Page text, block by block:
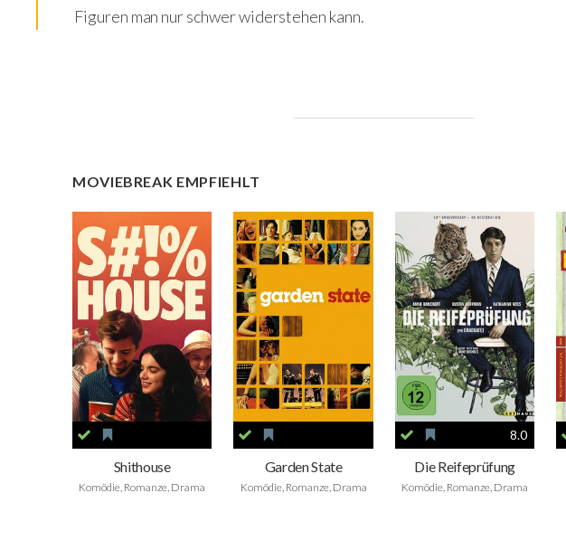
Figuren man nur schwer widerstehen kann.
MOVIEBREAK EMPFIEHLT
Shithouse
Komödie, Romanze, Drama
Garden State
Komödie, Romanze, Drama
8.0
Die Reifeprüfung
Komödie, Romanze, Drama